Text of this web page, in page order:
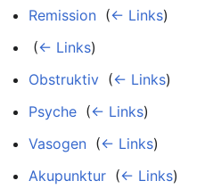
Remission (← Links)
(← Links)
Obstruktiv (← Links)
Psyche (← Links)
Vasogen (← Links)
Akupunktur (← Links)